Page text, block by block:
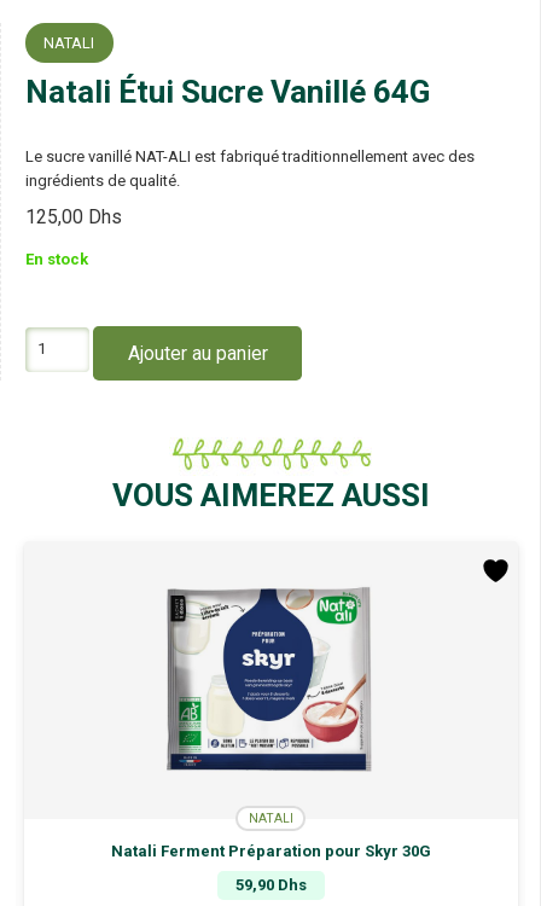
NATALI
Natali Étui Sucre Vanillé 64G
Le sucre vanillé NAT-ALI est fabriqué traditionnellement avec des
ingrédients de qualité.
125,00 Dhs
En stock
Ajouter au panier
VOUS AIMEREZ AUSSI
NATALI
Natali Ferment Préparation pour Skyr 30G
59,90 Dhs